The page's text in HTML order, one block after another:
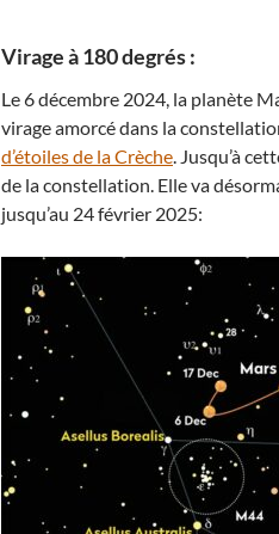
Virage à 180 degrés :
Le 6 décembre 2024, la planète
virage amorcé dans la
d’étoiles de la Crèche. Jusqu’à
de la constellation. Elle va
jusqu’au 24 février 2025: